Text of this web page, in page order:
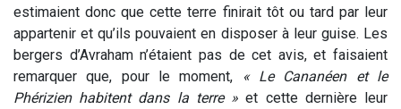
estimaient donc que cette terre finirait tôt ou tard par leur
appartenir et qu’ils pouvaient en disposer à leur guise. Les
bergers d’Avraham n’étaient pas de cet avis, et faisaient
remarquer que, pour le moment,
« Le Cananéen et le
Phérizien habitent dans la terre »et cette dernière leur